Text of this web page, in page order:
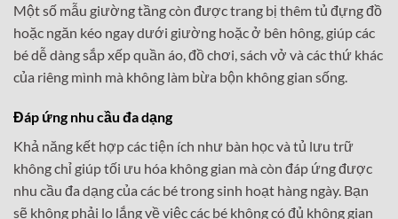
Một số mẫu giường tầng còn được trang bị thêm tủ đựng đồ
hoặc ngăn kéo ngay dưới giường hoặc ở bên hông, giúp các
bé dễ dàng sắp xếp quần áo, đồ chơi, sách vở và các thứ khác
của riêng mình mà không làm bừa bộn không gian sống.
Đáp ứng nhu cầu đa dạng
Khả năng kết hợp các tiện ích như bàn học và tủ lưu trữ
không chỉ giúp tối ưu hóa không gian mà còn đáp ứng được
nhu cầu đa dạng của các bé trong sinh hoạt hàng ngày. Bạn
sẽ không phải lo lắng về việc các bé không có đủ không gian